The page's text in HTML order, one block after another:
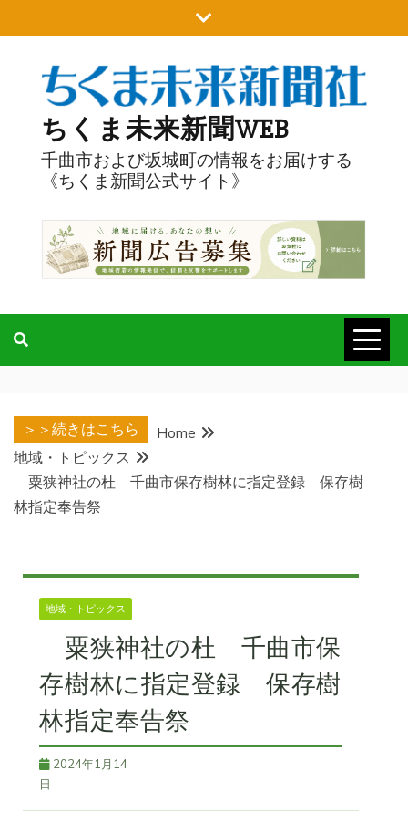
to
ちくま未来新聞WEB
千曲市および坂城町の情報をお届けする
《ちくま新聞公式サイト》
＞＞続きはこちら
Home
地域・トピックス
粟狭神社の杜 千曲市保存樹林に指定登録 保存樹
林指定奉告祭
地域・トピックス
粟狭神社の杜 千曲市保
存樹林に指定登録 保存樹
林指定奉告祭
2024年1月14
日